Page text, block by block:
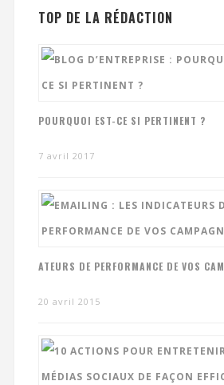
TOP DE LA RÉDACTION
POURQUOI EST-CE SI PERTINENT ?
7 avril 2017
ATEURS DE PERFORMANCE DE VOS
20 avril 2015